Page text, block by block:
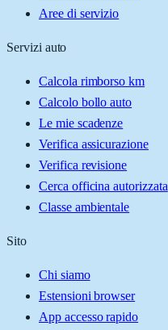
Aree di servizio
Servizi auto
Calcola rimborso km
Calcolo bollo auto
Le mie scadenze
Verifica assicurazione
Verifica revisione
Cerca officina autorizzata
Classe ambientale
Sito
Chi siamo
Estensioni browser
App accesso rapido